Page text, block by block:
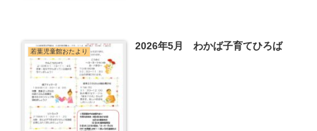
若葉児童館おたより 2026年5月 わかば子育てひろば